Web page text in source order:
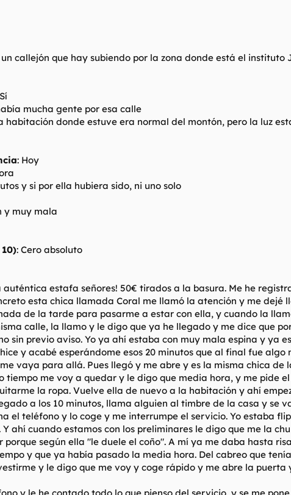
callejón que hay subiendo por la zona donde está el
mucha gente por esa calle
habitación donde estuve era normal del montón, pero la luz
: Hoy
y si por ella hubiera sido, ni uno solo
y muy mala
: Cero absoluto
auténtica estafa señores! 50€ tirados a la basura. Me he
esta chica llamada Coral me llamó la atención y me dejé
de la tarde para pasarme a estar con ella, y cuando la
calle, la llamo y le digo que ya he llegado y me dice que
sin previo aviso. Yo ya ahí estaba con muy mala espina y ya
y acabé esperándome esos 20 minutos que al final fue
vaya para allá. Pues llegó y me abre y es la misma chica de
tiempo me voy a quedar y le digo que media hora, y me pide
la ropa. Vuelve ella de nuevo a la habitación y ahí
a los 10 minutos, llama alguien al timbre de la casa y se
el teléfono y lo coge y me interrumpe el servicio. Yo estaba
Y ahí cuando estamos con los preliminares le digo que me la
según ella "le duele el coño". A mí ya me daba hasta
y que ya había pasado la media hora. Del cabreo que
y le digo que me voy y coge rápido y me abre la puerta
y le he contado todo lo que pienso del servicio, y se me